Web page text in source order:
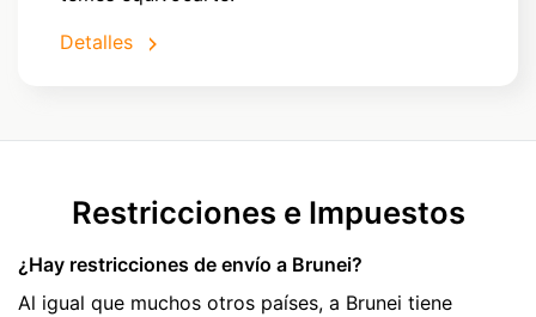
Detalles
Restricciones e Impuestos
¿Hay restricciones de envío a Brunei?
Al igual que muchos otros países, a Brunei tiene